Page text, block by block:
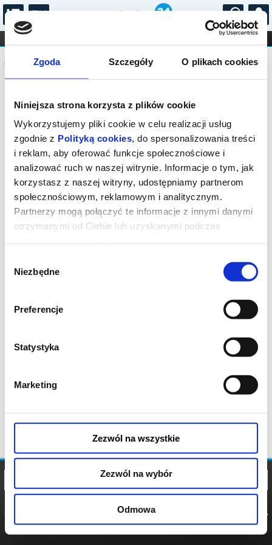
Zgoda Szczegóły O plikach cookies
Niniejsza strona korzysta z plików cookie
Wykorzystujemy pliki cookie w celu realizacji usług
zgodnie z Polityką cookies, do spersonalizowania treści
i reklam, aby oferować funkcje społecznościowe i
analizować ruch w naszej witrynie. Informacje o tym, jak
korzystasz z naszej witryny, udostępniamy partnerom
społecznościowym, reklamowym i analitycznym.
Partnerzy mogą połączyć te informacje z innymi danymi
otrzymanymi od Ciebie lub uzyskanymi podczas
zgody
Niezbędne
Preferencje
Statystyka
Marketing
Zezwól na wszystkie
Zezwól na wybór
Odmowa
...
FILHARMONIA OPERA I BALET
STAND-UP
DLA DZIECI
Komunikat
Sprzedaż biletów on-line na wydarzenie
została zakończona.
POLITYKA
POLITYKA